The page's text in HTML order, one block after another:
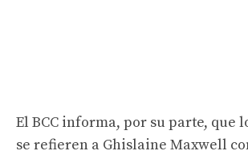
El BCC informa, por su parte, que
se refieren a Ghislaine Maxwell